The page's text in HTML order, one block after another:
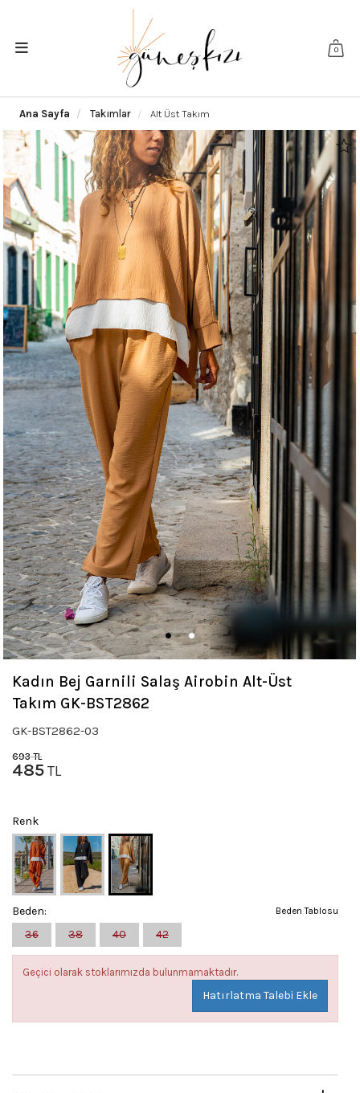
0
Ana Sayfa Takımlar Alt Üst Takım
Kadın Bej Garnili Salaş Airobin Alt-Üst
Takım GK-BST2862
GK-BST2862-03
693TL
485TL
Renk
Beden Tablosu
Beden:
36
38 40 42
Geçici olarak stoklarımızda bulunmamaktadır.
Hatırlatma Talebi Ekle